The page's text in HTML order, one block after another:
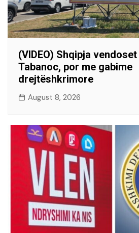
(VIDEO) Shqipja
Tabanoc, por me gabime
drejtëshkrimore
August 8, 2026